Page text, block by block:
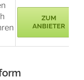
ZUM
ANBIETER